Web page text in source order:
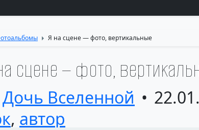
Я на сцене — фото, вертикальные
сцене — фото,
Дочь Вселенной
, автор